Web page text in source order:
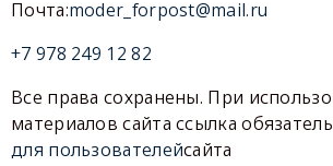
Почта:moder_forpost@mail.ru
+7 978 249 12 82
Все права сохранены. При
материалов сайта ссылка
для пользователейсайта